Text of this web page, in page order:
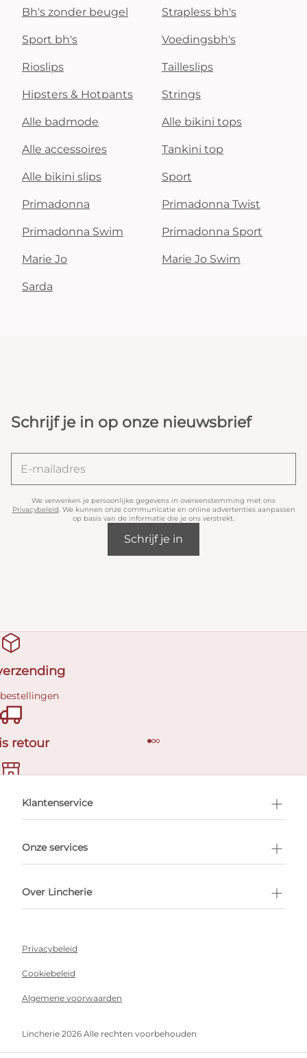
Bh's zonder beugel Strapless bh's
Sport bh's Voedingsbh's
Rioslips Tailleslips
Hipsters & Hotpants Strings
Alle badmode Alle bikini tops
Alle accessoires Tankini top
Alle bikini slips Sport
Primadonna Primadonna Twist
Primadonna Swim Primadonna Sport
Marie Jo Marie Jo Swim
Sarda
Schrijf je in op onze nieuwsbrief
We verwerken je persoonlijke gegevens in overeenstemming met ons
Privacybeleid. We kunnen onze communicatie en online advertenties aanpassen
op basis van de informatie die je ons verstrekt.
Schrijf je in
retour
afspraak
Klantenservice
Onze services
Over Lincherie
Privacybeleid
Cookiebeleid
Algemene voorwaarden
Lincherie 2026 Alle rechten voorbehouden